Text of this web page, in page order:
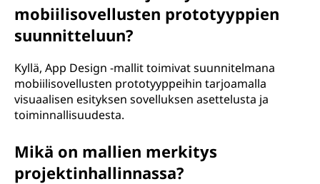
mobiilisovellusten prototyyppien
suunnitteluun?
Kyllä, App Design -mallit toimivat suunnitelmana
mobiilisovellusten prototyyppeihin tarjoamalla
visuaalisen esityksen sovelluksen asettelusta ja
toiminnallisuudesta.
Mikä on mallien merkitys
projektinhallinnassa?